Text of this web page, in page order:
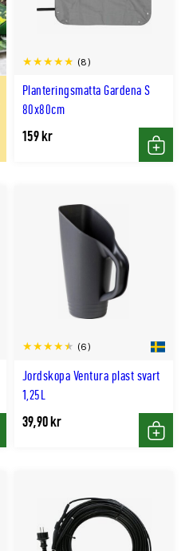
Planteringsmatta Gardena S
80x80cm
(8)
159 kr
Köp
Jordskopa Ventura plast svart
1,25L
(6)
39,90 kr
Köp